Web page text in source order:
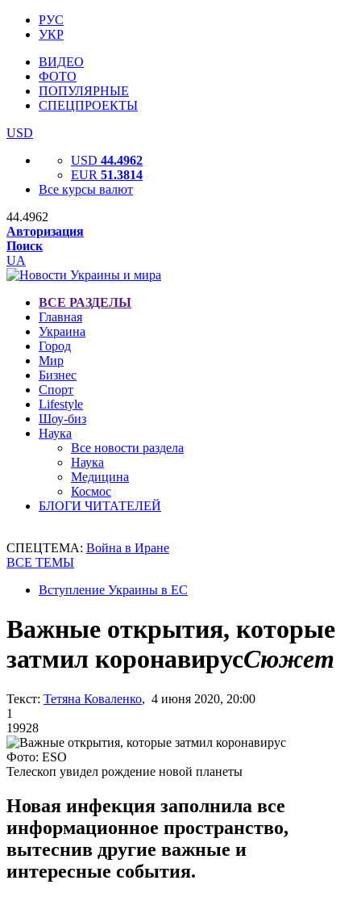
РУС
УКР
ВИДЕО
ФОТО
ПОПУЛЯРНЫЕ
СПЕЦПРОЕКТЫ
USD
USD 44.4962
EUR 51.3814
Все курсы валют
44.4962
Авторизация
Поиск
UA
ВСЕ РАЗДЕЛЫ
Главная
Украина
Город
Мир
Бизнес
Спорт
Lifestyle
Шоу-биз
Наука
Все новости раздела
Наука
Медицина
Космос
БЛОГИ ЧИТАТЕЛЕЙ
СПЕЦТЕМА: Война в Иране
ВСЕ ТЕМЫ
Вступление Украины в ЕС
Важные открытия, которые
затмил коронавирусСюжет
Текст: Тетяна Коваленко, 4 июня 2020, 20:00
1
19928
Фото: ESO
Телескоп увидел рождение новой планеты
Новая инфекция заполнила все
информационное пространство,
вытеснив другие важные и
интересные события.